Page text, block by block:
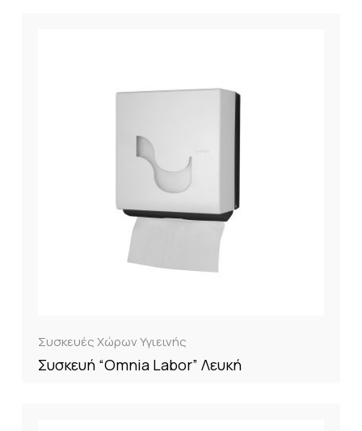
Συσκευές Χώρων Υγιεινής
Συσκευή “Omnia Labor” Λευκή